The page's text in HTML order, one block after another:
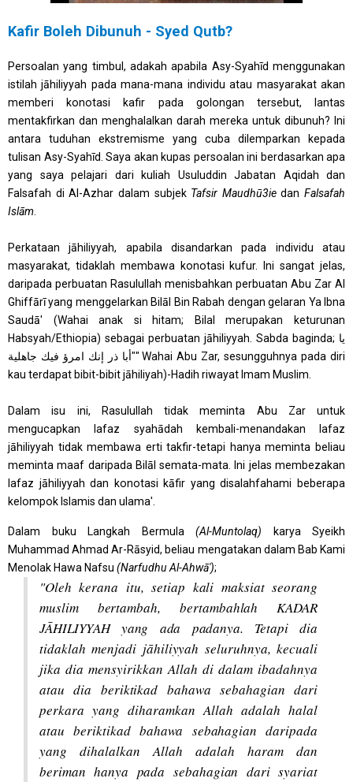
Kafir Boleh Dibunuh - Syed Qutb?
Persoalan yang timbul, adakah apabila Asy-Syahīd menggunakan
istilah jāhiliyyah pada mana-mana individu atau masyarakat akan
memberi konotasi kafir pada golongan tersebut, lantas
mentakfirkan dan menghalalkan darah mereka untuk dibunuh? Ini
antara tuduhan ekstremisme yang cuba dilemparkan kepada
tulisan Asy-Syahīd. Saya akan kupas persoalan ini berdasarkan apa
yang saya pelajari dari kuliah Usuluddin Jabatan Aqidah dan
Falsafah di Al-Azhar dalam subjek Tafsir Maudhū3iedan Falsafah
Islām
Perkataan jāhiliyyah, apabila disandarkan pada individu atau
masyarakat, tidaklah membawa konotasi kufur. Ini sangat jelas,
daripada perbuatan Rasulullah menisbahkan perbuatan Abu Zar Al
Ghiffārī yang menggelarkan Bilāl Bin Rabah dengan gelaran Ya Ibna
Saudā' (Wahai anak si hitam; Bilal merupakan keturunan
Habsyah/Ethiopia) sebagai perbuatan jāhiliyyah. Sabda baginda; يا
أبا ذر إنك امرؤ فيك جاهلية"" Wahai Abu Zar, sesungguhnya pada diri
kau terdapat bibit-bibit jāhiliyah)-Hadih riwayat Imam Muslim.
Dalam isu ini,
Rasulullah tidak meminta Abu Zar untuk
mengucapkan lafaz syahādah kembali-menandakan lafaz
jāhiliyyah tidak membawa erti takfir-tetapi hanya meminta beliau
meminta maaf daripada Bilāl semata-mata. Ini jelas membezakan
lafaz jāhiliyyah dan konotasi kāfir yang disalahfahami beberapa
kelompok Islamis dan ulama'.
Dalam buku Langkah Bermula (Al-Muntolaq) karya Syeikh
Muhammad Ahmad Ar-Rāsyid, beliau mengatakan dalam Bab Kami
Menolak Hawa Nafsu (Narfudhu Al-Ahwā');
"Oleh kerana itu, setiap kali maksiat seorang
muslim bertambah, bertambahlah KADAR
JĀHILIYYAH yang ada padanya. Tetapi dia
tidaklah menjadi jāhiliyyah seluruhnya, kecuali
jika dia mensyirikkan Allah di dalam ibadahnya
atau dia beriktikad bahawa sebahagian dari
perkara yang diharamkan Allah adalah halal
atau beriktikad bahawa sebahagian daripada
yang dihalalkan Allah adalah haram dan
beriman hanya pada sebahagian dari syariat